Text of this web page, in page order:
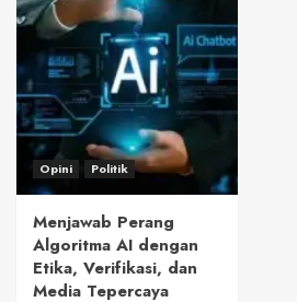
Opini Politik
Menjawab Perang
Algoritma AI dengan
Etika, Verifikasi, dan
Media Tepercaya